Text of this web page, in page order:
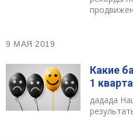
9 МАЯ 2019
Какие
1
дадада